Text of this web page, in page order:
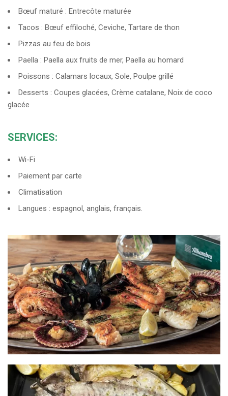
Bœuf maturé : Entrecôte maturée
Tacos : Bœuf effiloché, Ceviche, Tartare de thon
Pizzas au feu de bois
Paella : Paella aux fruits de mer, Paella au homard
Poissons : Calamars locaux, Sole, Poulpe grillé
Desserts : Coupes glacées, Crème catalane, Noix de coco
glacée
SERVICES:
Wi-Fi
Paiement par carte
Climatisation
Langues : espagnol, anglais, français.